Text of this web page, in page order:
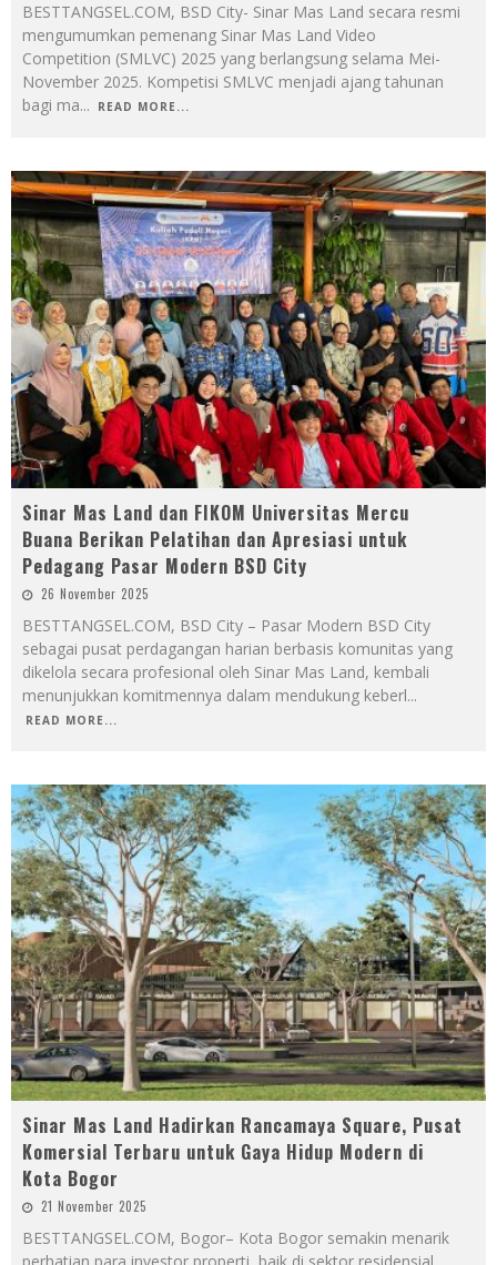
BESTTANGSEL.COM, BSD City- Sinar Mas Land secara resmi
mengumumkan pemenang Sinar Mas Land Video
Competition (SMLVC) 2025 yang berlangsung selama Mei-
November 2025. Kompetisi SMLVC menjadi ajang tahunan
bagi ma... READ MORE...
Sinar Mas Land dan FIKOM Universitas Mercu
Buana Berikan Pelatihan dan Apresiasi untuk
Pedagang Pasar Modern BSD City
26 November 2025
BESTTANGSEL.COM, BSD City – Pasar Modern BSD City
sebagai pusat perdagangan harian berbasis komunitas yang
dikelola secara profesional oleh Sinar Mas Land, kembali
menunjukkan komitmennya dalam mendukung keberl...
READ MORE...
Sinar Mas Land Hadirkan Rancamaya Square, Pusat
Komersial Terbaru untuk Gaya Hidup Modern di
Kota Bogor
21 November 2025
BESTTANGSEL.COM, Bogor– Kota Bogor semakin menarik